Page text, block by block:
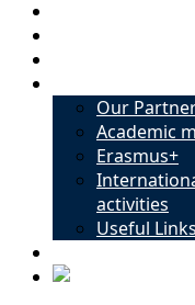
Our
Academic
Erasmus+
activities
Useful Links